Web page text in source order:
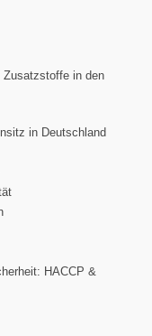
Zusatzstoffe in den
in Deutschland
HACCP &